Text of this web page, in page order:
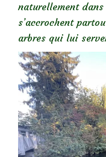
naturellement
s’accrochent
arbres qui lui